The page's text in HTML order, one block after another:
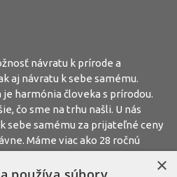
návratu k prírode a
aj návratu k sebe samému.
harmónia človeka s prírodou.
čo sme na trhu našli. U nás
sebe samému za prijateľné ceny
Máme viac ako 28 ročnú
×